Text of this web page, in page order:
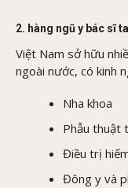
2. hàng ngũ y bác sĩ
Việt Nam sở hữu
ngoài nước, có kinh
Nha khoa
Phẫu thuật
Điều trị
Đông y và